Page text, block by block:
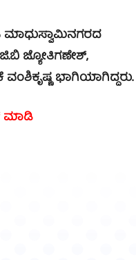
ಮಾಧುಸ್ವಾಮಿನಗರದ
ಜ್ಯೋತಿಗಣೇಶ್,
ಭಾಗಿಯಾಗಿದ್ದರು.
ಮಾಡಿ